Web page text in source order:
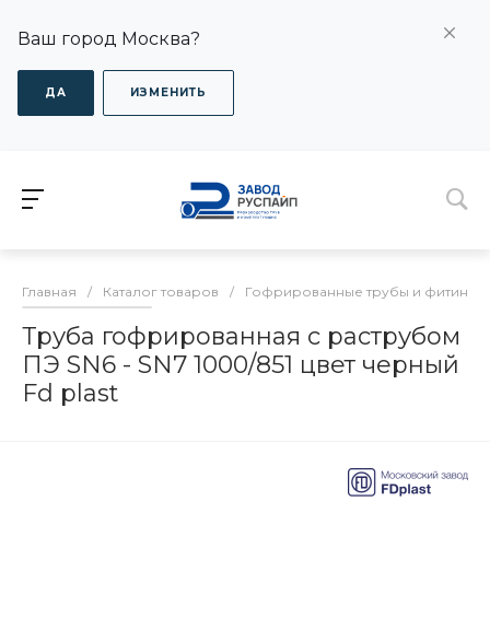
Ваш город Москва?
ДА ИЗМЕНИТЬ
Главная / Каталог товаров / Гофрированные трубы и фитинги
Труба гофрированная с раструбом
ПЭ SN6 - SN7 1000/851 цвет черный
Fd plast